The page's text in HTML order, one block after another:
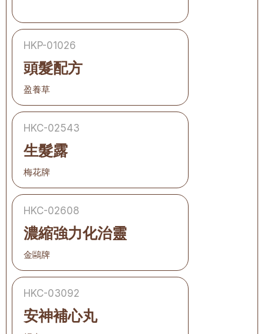
HKP-01026
頭髮配方
盈養草
HKC-02543
生髮露
梅花牌
HKC-02608
濃縮強力化治靈
金鷗牌
HKC-03092
安神補心丸